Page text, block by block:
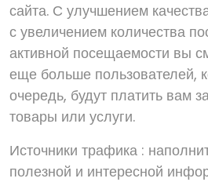
сайта. С улучшением
с увеличением количества
активной посещаемости вы
еще больше пользователей,
очередь, будут платить вам
товары или услуги.
Источники трафика :
полезной и интересной